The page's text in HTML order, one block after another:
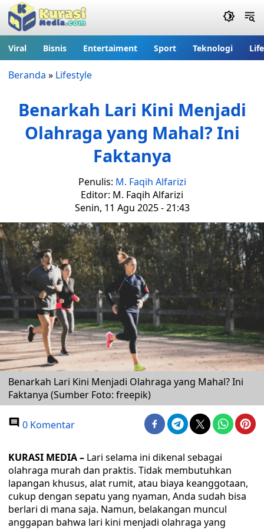
Viral Bisnis Entertaiment Sport Teknologi
Beranda » Lifestyle
Benarkah Lari Kini Menjadi
Olahraga yang Mahal? Ini
Faktanya
Penulis: M. Faqih Alfarizi
Editor: M. Faqih Alfarizi
Senin, 11 Agu 2025 - 21:43
Benarkah Lari Kini Menjadi Olahraga yang Mahal? Ini
Faktanya (Sumber Foto: freepik)
0 Komentar
KURASI MEDIA – Lari selama ini dikenal sebagai
olahraga murah dan praktis. Tidak membutuhkan
lapangan khusus, alat rumit, atau biaya keanggotaan,
cukup dengan sepatu yang nyaman, Anda sudah bisa
berlari di mana saja. Namun, belakangan muncul
anggapan bahwa lari kini menjadi olahraga yang